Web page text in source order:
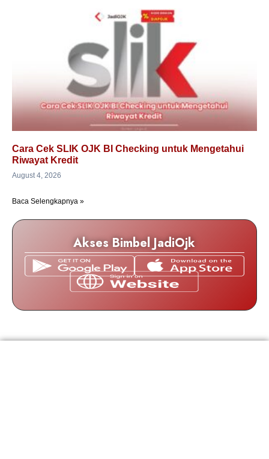
Cara Cek SLIK OJK BI Checking untuk Mengetahui
Riwayat Kredit
August 4, 2026
Baca Selengkapnya »
Akses Bimbel JadiOjk